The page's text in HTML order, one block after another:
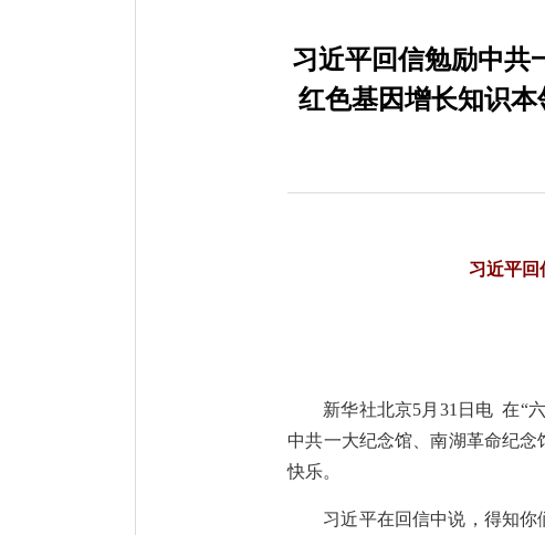
习近平回信勉励中共
红色基因增长知识
习近平回
新华社北京5月31日电 在“
中共一大纪念馆、南湖革命纪
快乐。
习近平在回信中说，得知